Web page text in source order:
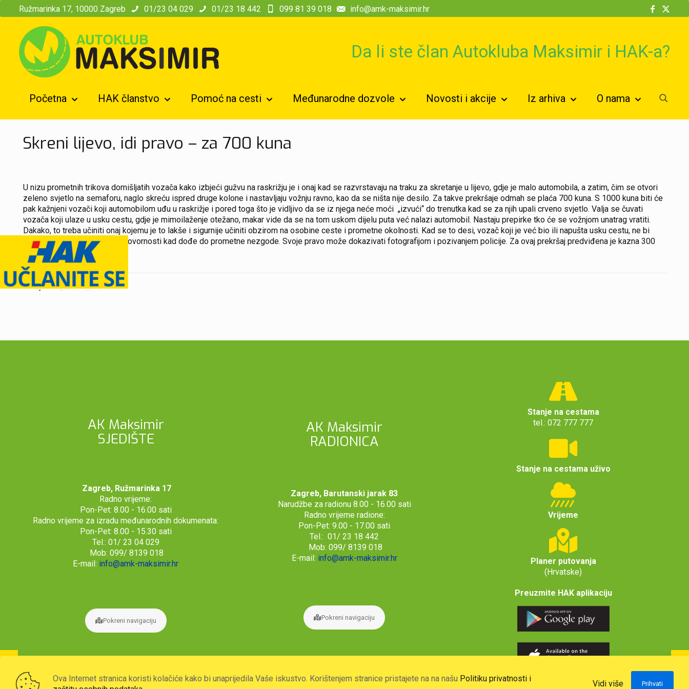
Ružmarinka 17, 10000 Zagreb 01/23 04 029 01/23 18 442 099 81 39 018 info@amk-maksimir.hr
Da li ste član Autokluba Maksimir i HAK-a?
Početna HAK članstvo Pomoć na cesti Međunarodne dozvole Novosti i akcije Iz arhiva O nama
Skreni lijevo, idi pravo – za 700 kuna
U nizu prometnih trikova domišljatih vozača kako izbjeći gužvu na raskrižju je i onaj kad se razvrstavaju na traku za skretanje u lijevo, gdje je malo automobila, a zatim, čim se otvori
zeleno svjetlo na semaforu, naglo skreću ispred druge kolone i nastavljaju vožnju ravno, kao da se ništa nije desilo. Za takve prekršaje odmah se plaća 700 kuna. S 1000 kuna biti će
pak kažnjeni vozači koji automobilom uđu u raskrižje i pored toga što je vidljivo da se iz njega neće moći „izvući“ do trenutka kad se za njih upali crveno svjetlo. Valja se čuvati
vozača koji ulaze u usku cestu, gdje je mimoilaženje otežano, makar vide da se na tom uskom dijelu puta već nalazi automobil. Nastaju prepirke tko će se vožnjom unatrag vratiti.
Dakako, to treba učiniti onaj kojemu je to lakše i sigurnije učiniti obzirom na osobine ceste i prometne okolnosti. Kad se to desi, vozač koji je već bio ili napušta usku cestu, ne bi
trebao pristati na podjelu odgovornosti kad dođe do prometne nezgode. Svoje pravo može dokazivati fotografijom i pozivanjem policije. Za ovaj prekršaj predviđena je kazna 300
kuna.
Podijeli
AK Maksimir
SJEDIŠTE
Zagreb, Ružmarinka 17
Radno vrijeme:
Pon-Pet: 8.00 - 16.00 sati
Radno vrijeme za izradu međunarodnih dokumenata:
Pon-Pet: 8.00 - 15.30 sati
Tel.: 01/ 23 04 029
Mob: 099/ 8139 018
E-mail: info@amk-maksimir.hr
Pokreni navigaciju
AK Maksimir
RADIONICA
Zagreb, Barutanski jarak 83
Narudžbe za radionu 8.00 - 16.00 sati
Radno vrijeme radione:
Pon-Pet: 9.00 - 17.00 sati
Tel.: 01/ 23 18 442
Mob: 099/ 8139 018
E-mail: info@amk-maksimir.hr
Pokreni navigaciju
Stanje na cestama
tel.: 072 777 777
Stanje na cestama uživo
Vrijeme
Planer putovanja
(Hrvatske)
Preuzmite HAK aplikaciju
2026. © Autoklub Maksimir
Ova Internet stranica koristi kolačiće kako bi unaprijedila Vaše iskustvo. Korištenjem stranice pristajete na na našu Politiku privatnosti i
Vidi više Prihvati
modal-check